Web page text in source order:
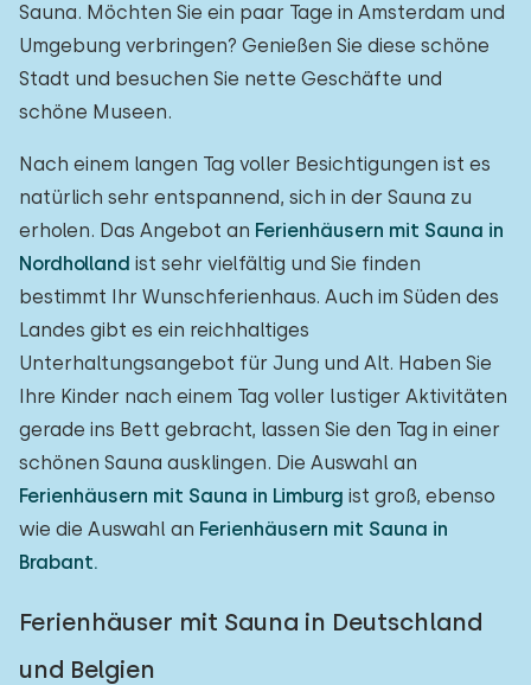
Sauna. Möchten Sie ein paar Tage in Amsterdam und
Umgebung verbringen? Genießen Sie diese schöne
Stadt und besuchen Sie nette Geschäfte und
schöne Museen.
Nach einem langen Tag voller Besichtigungen ist es
natürlich sehr entspannend, sich in der Sauna zu
erholen. Das Angebot an Ferienhäusern mit Sauna in
Nordholland ist sehr vielfältig und Sie finden
bestimmt Ihr Wunschferienhaus. Auch im Süden des
Landes gibt es ein reichhaltiges
Unterhaltungsangebot für Jung und Alt. Haben Sie
Ihre Kinder nach einem Tag voller lustiger Aktivitäten
gerade ins Bett gebracht, lassen Sie den Tag in einer
schönen Sauna ausklingen. Die Auswahl an
Ferienhäusern mit Sauna in Limburg ist groß, ebenso
wie die Auswahl an Ferienhäusern mit Sauna in
Brabant.
Ferienhäuser mit Sauna in Deutschland
und Belgien